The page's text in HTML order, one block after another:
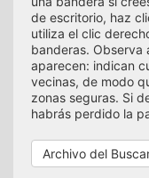
de escritorio, haz
utiliza el clic
banderas. Observa
aparecen: indican
vecinas, de modo
zonas seguras. Si
habrás perdido la
Archivo del